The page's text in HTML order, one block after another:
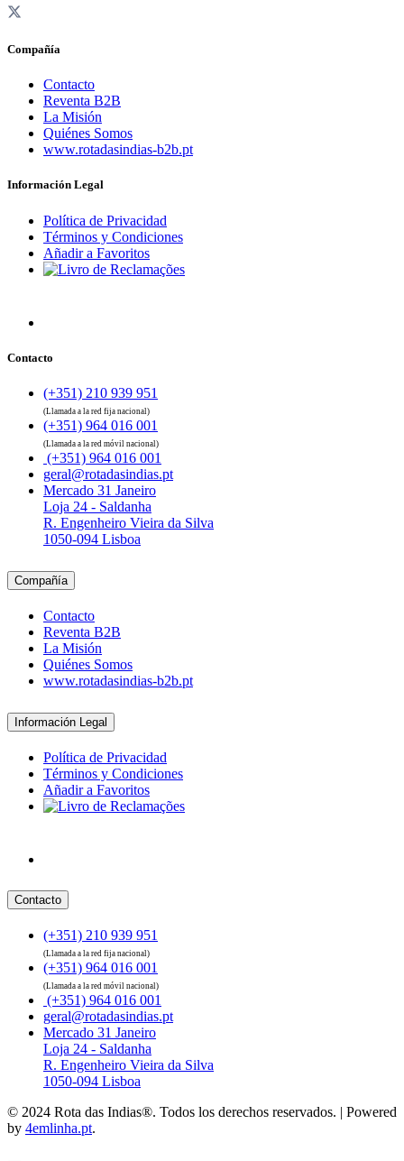
Compañía
Contacto
Reventa B2B
La Misión
Quiénes Somos
www.rotadasindias-b2b.pt
Información Legal
Política de Privacidad
Términos y Condiciones
Añadir a Favoritos
Contacto
(+351) 210 939 951
(Llamada a la red fija nacional)
(+351) 964 016 001
(Llamada a la red móvil nacional)
(+351) 964 016 001
geral@rotadasindias.pt
Mercado 31 Janeiro
Loja 24 - Saldanha
R. Engenheiro Vieira da Silva
1050-094 Lisboa
Compañía
Contacto
Reventa B2B
La Misión
Quiénes Somos
www.rotadasindias-b2b.pt
Información Legal
Política de Privacidad
Términos y Condiciones
Añadir a Favoritos
Contacto
(+351) 210 939 951
(Llamada a la red fija nacional)
(+351) 964 016 001
(Llamada a la red móvil nacional)
(+351) 964 016 001
geral@rotadasindias.pt
Mercado 31 Janeiro
Loja 24 - Saldanha
R. Engenheiro Vieira da Silva
1050-094 Lisboa
© 2024 Rota das Indias®. Todos los derechos reservados. | Powered
by 4emlinha.pt.